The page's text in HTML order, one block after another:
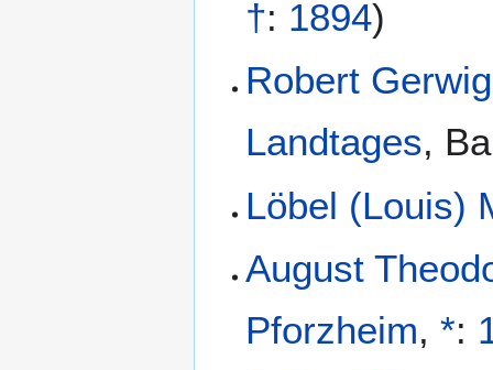
†: 1894)
Robert
Landtages,
Löbel (Louis)
August
Pforzheim,*: